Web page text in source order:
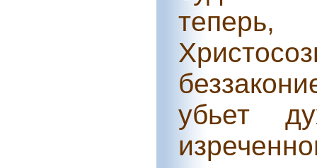
убьет